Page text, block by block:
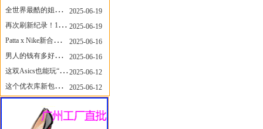
全世界最酷的姐姐，和Nike联名的鞋要来了！
2025-06-19
再次刷新纪录！14只 LABUBU 共拍出240万元
2025-06-19
Patta x Nike新合作提前泄露，这次的服饰周边也有亮点？
2025-06-16
男人的钱有多好赚？四个大学生创业卖短裤，年销8个亿！
2025-06-16
这双Asics也能玩“牛仔感”？TOGA联名即将登场！
2025-06-12
这个优衣库新包，能火起来吗？
2025-06-12